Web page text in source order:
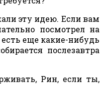
эту идею. Если вам
посмотрел на
есть еще какие-нибудь
послезавтра
Рин, если ты,